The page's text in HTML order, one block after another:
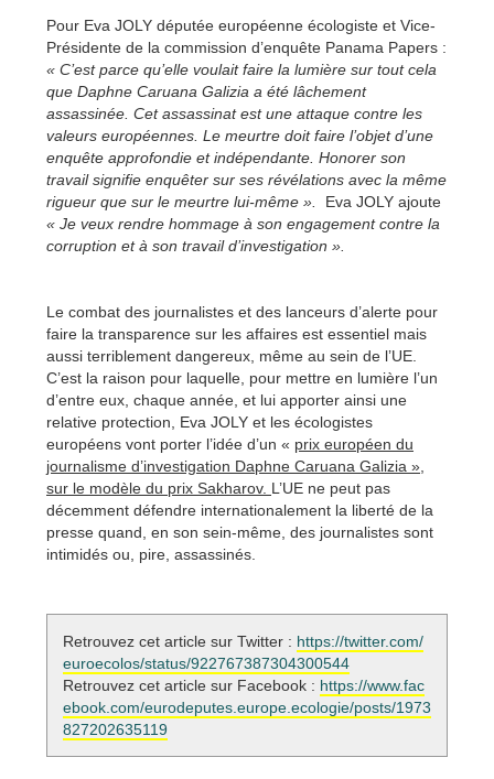
Pour Eva JOLY députée européenne écologiste et Vice-
Présidente de la commission d’enquête Panama Papers :
« C’est parce qu’elle voulait faire la lumière sur tout cela
que Daphne Caruana Galizia a été lâchement
assassinée. Cet assassinat est une attaque contre les
valeurs européennes. Le meurtre doit faire l’objet d’une
enquête approfondie et indépendante. Honorer son
travail signifie enquêter sur ses révélations avec la même
rigueur que sur le meurtre lui-même ».
Eva JOLY ajoute
« Je veux rendre hommage à son engagement contre la
corruption et à son travail d’investigation ».
Le combat des journalistes et des lanceurs d’alerte pour
faire la transparence sur les affaires est essentiel mais
aussi terriblement dangereux, même au sein de l’UE.
C’est la raison pour laquelle, pour mettre en lumière l’un
d’entre eux, chaque année, et lui apporter ainsi une
relative protection, Eva JOLY et les écologistes
européens vont porter l’idée d’un « prix européen du
journalisme d’investigation Daphne Caruana Galizia »,
sur le modèle du prix Sakharov. L’UE ne peut pas
décemment défendre internationalement la liberté de la
presse quand, en son sein-même, des journalistes sont
intimidés ou, pire, assassinés.
Retrouvez cet article sur Twitter : https://twitter.com/
euroecolos/status/922767387304300544
Retrouvez cet article sur Facebook : https://www.fac
ebook.com/eurodeputes.europe.ecologie/posts/1973
827202635119